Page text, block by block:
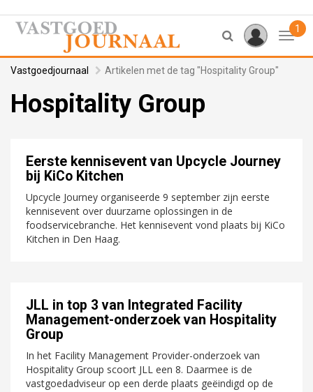
1
Vastgoedjournaal Artikelen met de tag "Hospitality Group"
Hospitality Group
Eerste kennisevent van Upcycle Journey
bij KiCo Kitchen
Upcycle Journey organiseerde 9 september zijn eerste
kennisevent over duurzame oplossingen in de
foodservicebranche. Het kennisevent vond plaats bij KiCo
Kitchen in Den Haag.
JLL in top 3 van Integrated Facility
Management-onderzoek van Hospitality
Group
In het Facility Management Provider-onderzoek van
Hospitality Group scoort JLL een 8. Daarmee is de
vastgoedadviseur op een derde plaats geëindigd op de